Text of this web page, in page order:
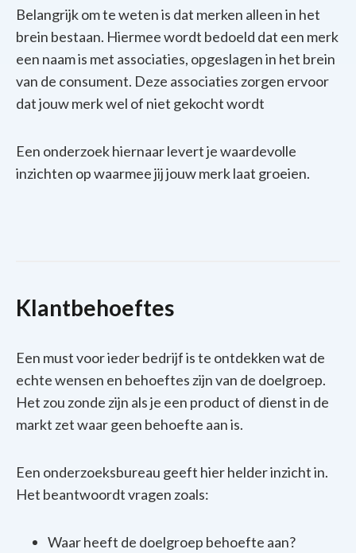
Belangrijk om te weten is dat merken alleen in het
brein bestaan. Hiermee wordt bedoeld dat een merk
een naam is met associaties, opgeslagen in het brein
van de consument. Deze associaties zorgen ervoor
dat jouw merk wel of niet gekocht wordt
Een onderzoek hiernaar levert je waardevolle
inzichten op waarmee jij jouw merk laat groeien.
Klantbehoeftes
Een must voor ieder bedrijf is te ontdekken wat de
echte wensen en behoeftes zijn van de doelgroep.
Het zou zonde zijn als je een product of dienst in de
markt zet waar geen behoefte aan is.
Een onderzoeksbureau geeft hier helder inzicht in.
Het beantwoordt vragen zoals:
Waar heeft de doelgroep behoefte aan?